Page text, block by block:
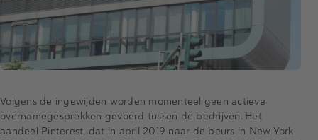
Volgens de ingewijden worden momenteel geen actieve
overnamegesprekken gevoerd tussen de bedrijven. Het
aandeel Pinterest, dat in april 2019 naar de beurs in New York